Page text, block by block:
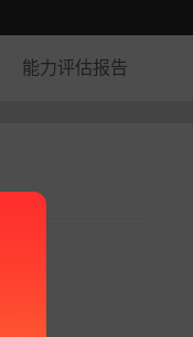
能力评估报告